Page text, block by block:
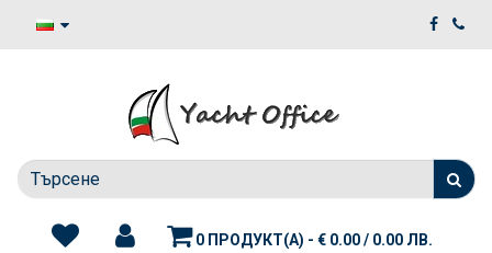
0 ПРОДУКТ(А) - € 0.00 / 0.00 ЛВ.